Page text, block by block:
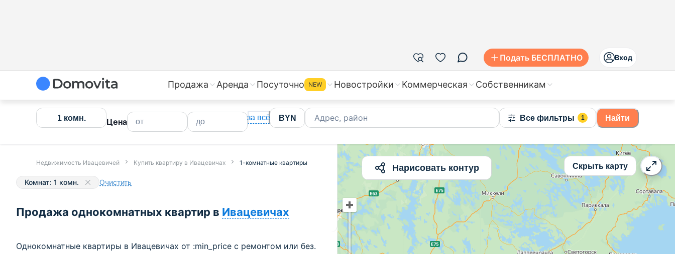
Подать БЕСПЛАТНО Вход
Продажа Аренда Посуточно NEW Новостройки Коммерческая Собственникам
1 комн. Цена за всё BYN Адрес, район Все фильтры 1 Найти
Недвижимость Ивацевичей Купить квартиру в Ивацевичах 1-комнатные квартиры
Комнат: 1 комн. Очистить
Продажа однокомнатных квартир в Ивацевичах
Однокомнатные квартиры в Ивацевичах от :min_price с ремонтом или без.
Нарисовать контур Скрыть карту